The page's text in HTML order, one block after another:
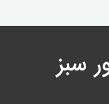
سبز